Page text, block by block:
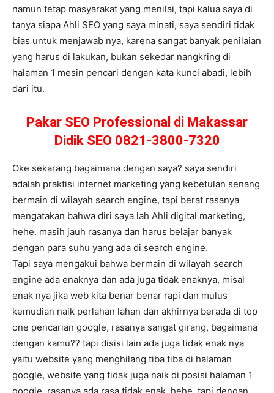
namun tetap masyarakat yang menilai, tapi kalua saya di
tanya siapa Ahli SEO yang saya minati, saya sendiri tidak
bias untuk menjawab nya, karena sangat banyak penilaian
yang harus di lakukan, bukan sekedar nangkring di
halaman 1 mesin pencari dengan kata kunci abadi, lebih
dari itu.
Pakar SEO Professional di Makassar
Didik SEO 0821-3800-7320
Oke sekarang bagaimana dengan saya? saya sendiri
adalah praktisi internet marketing yang kebetulan senang
bermain di wilayah search engine, tapi berat rasanya
mengatakan bahwa diri saya lah Ahli digital marketing,
hehe. masih jauh rasanya dan harus belajar banyak
dengan para suhu yang ada di search engine.
Tapi saya mengakui bahwa bermain di wilayah search
engine ada enaknya dan ada juga tidak enaknya, misal
enak nya jika web kita benar benar rapi dan mulus
kemudian naik perlahan lahan dan akhirnya berada di top
one pencarian google, rasanya sangat girang, bagaimana
dengan kamu?? tapi disisi lain ada juga tidak enak nya
yaitu website yang menghilang tiba tiba di halaman
google, website yang tidak juga naik di posisi halaman 1